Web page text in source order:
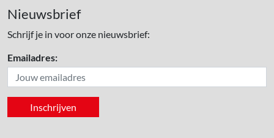
Nieuwsbrief
Schrijf je in voor onze nieuwsbrief:
Emailadres: